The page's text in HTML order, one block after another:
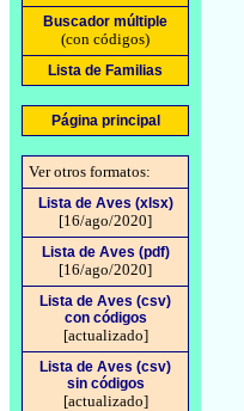
Buscador múltiple
(con códigos)
Lista de Familias
Página principal
Ver otros formatos:
Lista de Aves (xlsx)
[16/ago/2020]
Lista de Aves (pdf)
[16/ago/2020]
Lista de Aves (csv)
con códigos
[actualizado]
Lista de Aves (csv)
sin códigos
[actualizado]